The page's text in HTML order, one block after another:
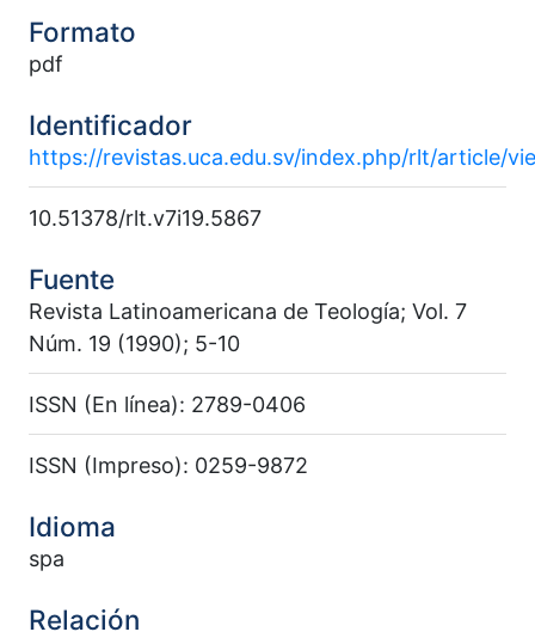
Formato
pdf
Identificador
https://revistas.uca.edu.sv/index.php/rlt/article/
10.51378/rlt.v7i19.5867
Fuente
Revista Latinoamericana de Teología; Vol. 7
Núm. 19 (1990); 5-10
ISSN (En línea): 2789-0406
ISSN (Impreso): 0259-9872
Idioma
spa
Relación